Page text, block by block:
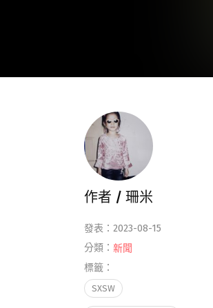
作者 / 珊米
發表：2023-08-15
分類： 新聞
標籤：
SXSW